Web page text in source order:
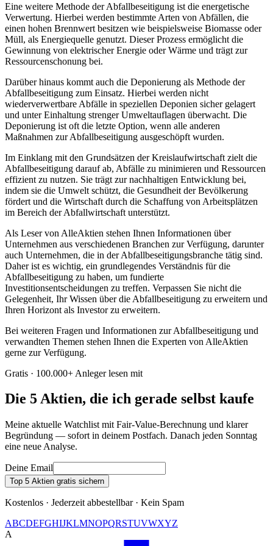
Eine weitere Methode der Abfallbeseitigung ist die energetische
Verwertung. Hierbei werden bestimmte Arten von Abfällen, die
einen hohen Brennwert besitzen wie beispielsweise Biomasse oder
Müll, als Energiequelle genutzt. Dieser Prozess ermöglicht die
Gewinnung von elektrischer Energie oder Wärme und trägt zur
Ressourcenschonung bei.
Darüber hinaus kommt auch die Deponierung als Methode der
Abfallbeseitigung zum Einsatz. Hierbei werden nicht
wiederverwertbare Abfälle in speziellen Deponien sicher gelagert
und unter Einhaltung strenger Umweltauflagen überwacht. Die
Deponierung ist oft die letzte Option, wenn alle anderen
Maßnahmen zur Abfallbeseitigung ausgeschöpft wurden.
Im Einklang mit den Grundsätzen der Kreislaufwirtschaft zielt die
Abfallbeseitigung darauf ab, Abfälle zu minimieren und Ressourcen
effizient zu nutzen. Sie trägt zur nachhaltigen Entwicklung bei,
indem sie die Umwelt schützt, die Gesundheit der Bevölkerung
fördert und die Wirtschaft durch die Schaffung von Arbeitsplätzen
im Bereich der Abfallwirtschaft unterstützt.
Als Leser von AlleAktien stehen Ihnen Informationen über
Unternehmen aus verschiedenen Branchen zur Verfügung, darunter
auch Unternehmen, die in der Abfallbeseitigungsbranche tätig sind.
Daher ist es wichtig, ein grundlegendes Verständnis für die
Abfallbeseitigung zu haben, um fundierte
Investitionsentscheidungen zu treffen. Verpassen Sie nicht die
Gelegenheit, Ihr Wissen über die Abfallbeseitigung zu erweitern und
Ihren Horizont als Investor zu erweitern.
Bei weiteren Fragen und Informationen zur Abfallbeseitigung und
verwandten Themen stehen Ihnen die Experten von AlleAktien
gerne zur Verfügung.
Gratis · 100.000+ Anleger lesen mit
Die 5 Aktien, die ich gerade selbst kaufe
Meine aktuelle Watchlist mit Fair-Value-Berechnung und klarer
Begründung — sofort in deinem Postfach. Danach jeden Sonntag
eine neue Analyse.
Deine Email
Top 5 Aktien gratis sichern
Kostenlos · Jederzeit abbestellbar · Kein Spam
ABCDEFGHIJKLMNOPQRSTUVWXYZ
A